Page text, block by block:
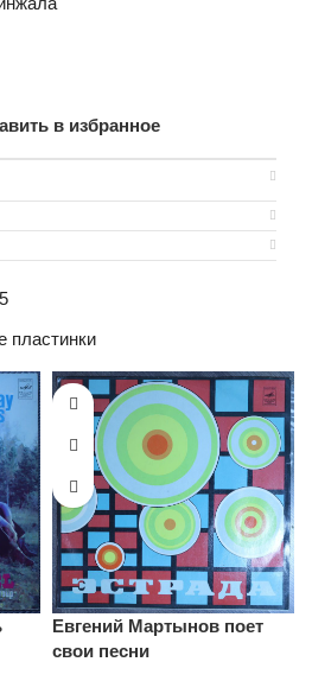
в избранное
пластинки
Евгений Мартынов поет
свои песни